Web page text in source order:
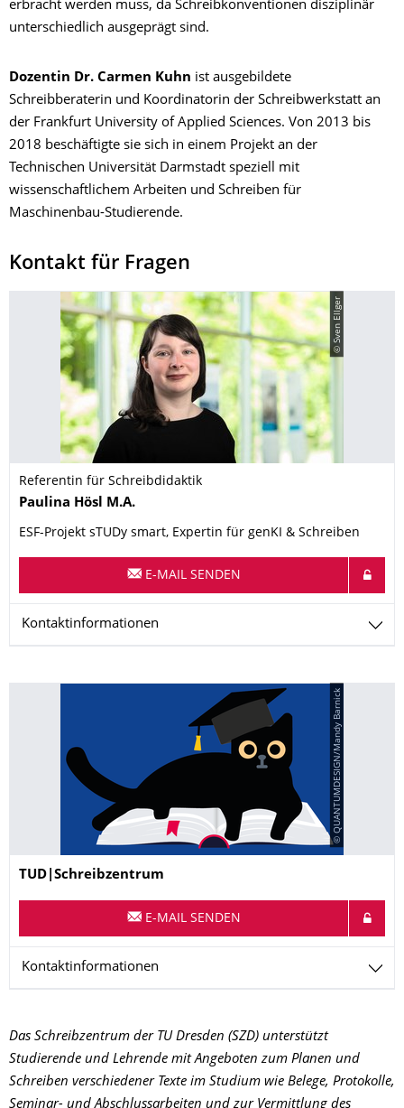
erbracht werden muss, da Schreibkonventionen disziplinär
unterschiedlich ausgeprägt sind.
Dozentin Dr. Carmen Kuhn ist ausgebildete
Schreibberaterin und Koordinatorin der Schreibwerkstatt an
der Frankfurt University of Applied Sciences. Von 2013 bis
2018 beschäftigte sie sich in einem Projekt an der
Technischen Universität Darmstadt speziell mit
wissenschaftlichem Arbeiten und Schreiben für
Maschinenbau-Studierende.
Kontakt für Fragen
© Sven Ellger
Referentin für Schreibdidaktik
Name
Paulina Hösl M.A.
ESF-Projekt sTUDy smart, Expertin für genKI & Schreiben
E-MAIL SENDEN
Kontaktinformationen
© QUANTUMDESIGN/Mandy Barnick
Name
TUD|Schreibzentrum
E-MAIL SENDEN
Kontaktinformationen
Das Schreibzentrum der TU Dresden (SZD) unterstützt
Studierende und Lehrende mit Angeboten zum Planen und
Schreiben verschiedener Texte im Studium wie Belege, Protokolle,
Seminar- und Abschlussarbeiten und zur Vermittlung des